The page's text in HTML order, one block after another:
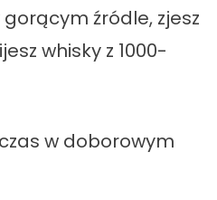
źródle, zjesz
whisky z 1000-
w doborowym